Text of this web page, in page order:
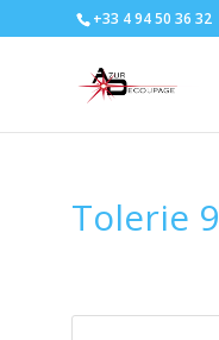
+33 4 94 50 36 32
Tolerie 9